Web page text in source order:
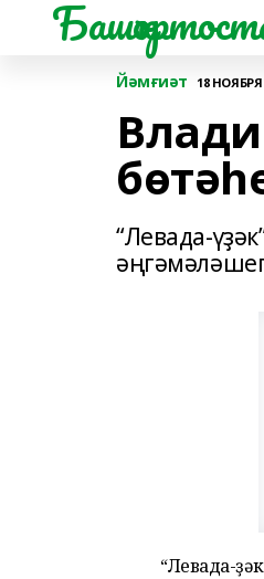
Йәмғиәт 18 НОЯБРЯ
“Левада-
“Левада-